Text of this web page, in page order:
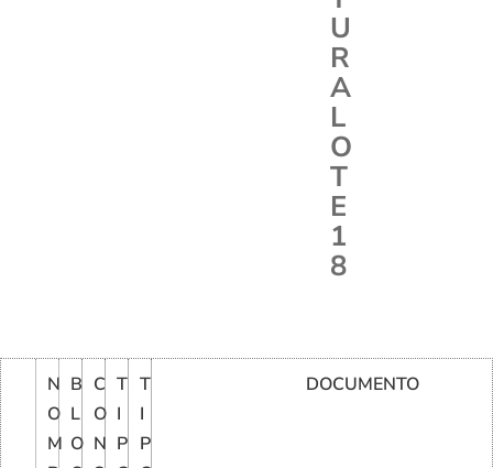
U
R
A
L
O
T
E
1
8
N
O
M
B
L
O
C
O
N
T
I
P
T
I
P
DOCUMENTO